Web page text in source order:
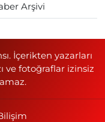
Arşivi
İçerikten yazarları
ve fotoğraflar izinsiz